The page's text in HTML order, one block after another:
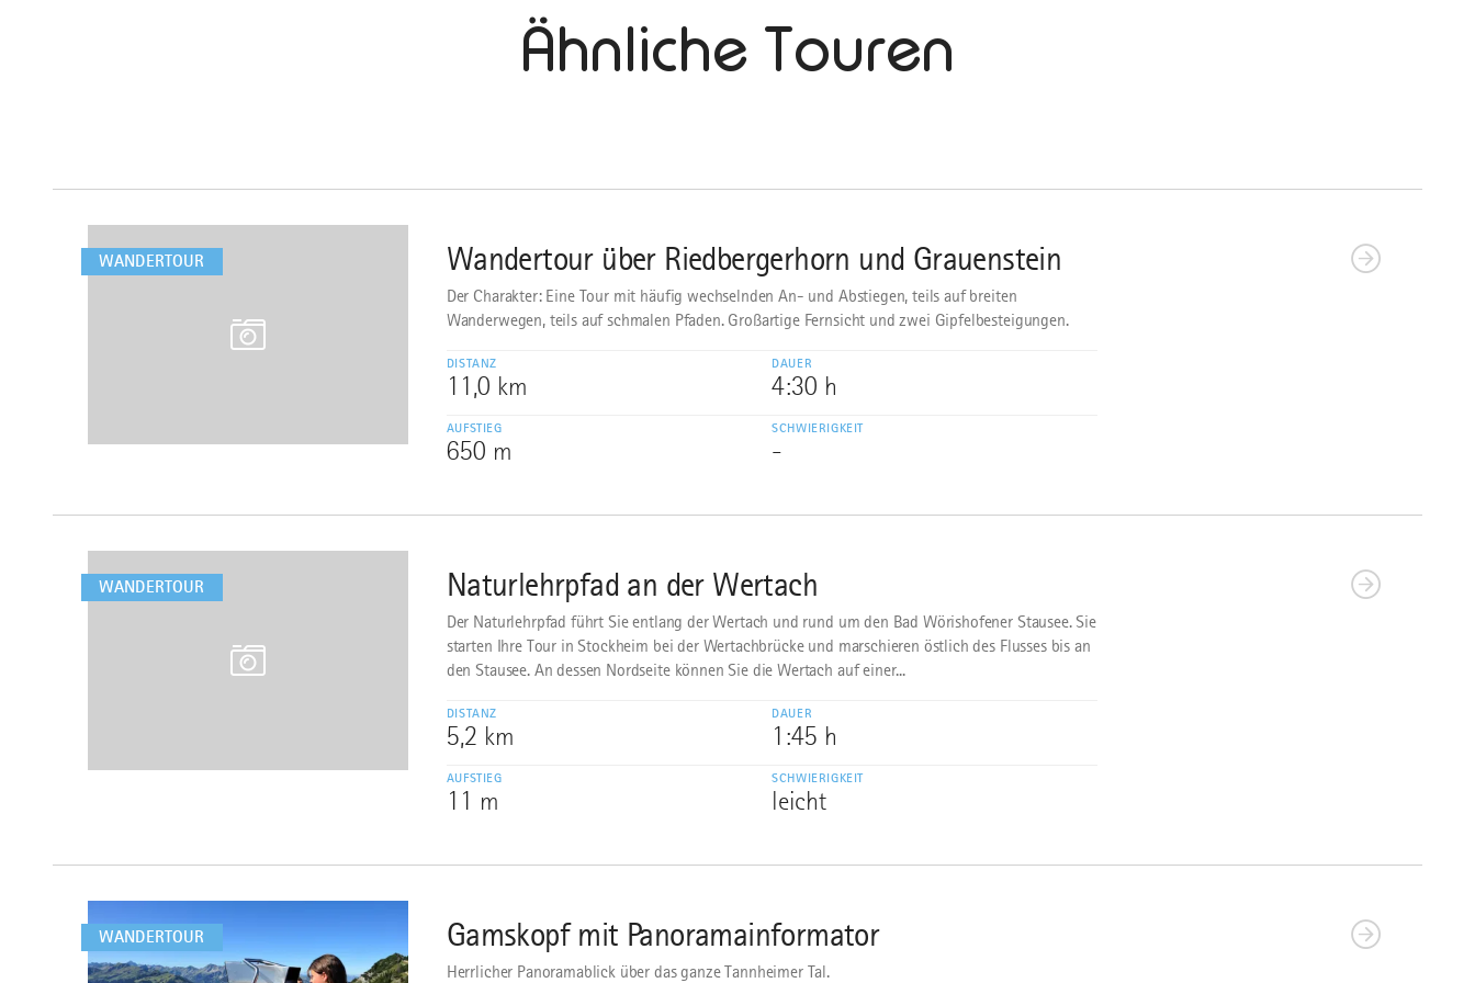
Ähnliche Touren
WANDERTOUR
1
Wandertour über Riedbergerhorn und Grauenstein
Der Charakter: Eine Tour mit häufig wechselnden An- und Abstiegen, teils auf breiten
Wanderwegen, teils auf schmalen Pfaden. Großartige Fernsicht und zwei Gipfelbesteigungen.
DISTANZ
11,0 km
DAUER
4:30 h
AUFSTIEG
650 m
SCHWIERIGKEIT
-
WANDERTOUR
2
Naturlehrpfad an der Wertach
Der Naturlehrpfad führt Sie entlang der Wertach und rund um den Bad Wörishofener Stausee. Sie
starten Ihre Tour in Stockheim bei der Wertachbrücke und marschieren östlich des Flusses bis an
den Stausee. An dessen Nordseite können Sie die Wertach auf einer...
DISTANZ
5,2 km
DAUER
1:45 h
AUFSTIEG
11 m
SCHWIERIGKEIT
leicht
WANDERTOUR
3
Gamskopf mit Panoramainformator
Herrlicher Panoramablick über das ganze Tannheimer Tal.